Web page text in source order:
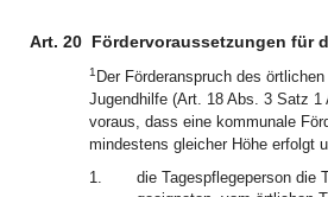
Art. 20 Fördervoraussetzungen für
1 Der Förderanspruch des
Jugendhilfe (Art. 18 Abs. 3 Satz
voraus, dass eine kommunale
mindestens gleicher Höhe erfolgt
1.
die Tagespflegeperson die